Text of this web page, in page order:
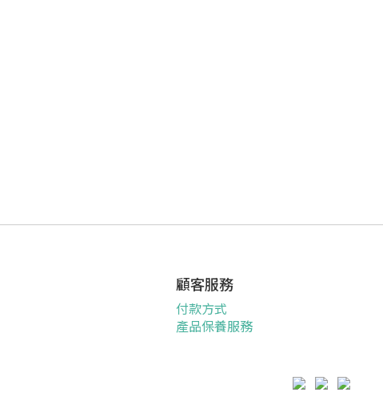
顧客服務
付款方式
產品保養服務